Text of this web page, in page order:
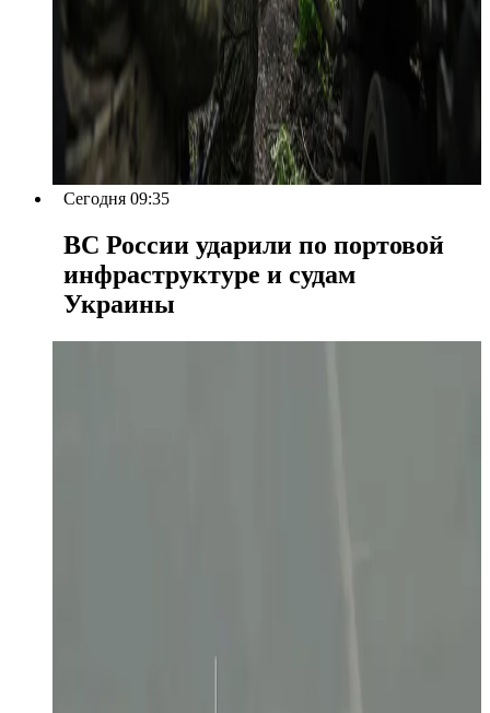
Сегодня 09:35
ВС России ударили по портовой
инфраструктуре и судам
Украины